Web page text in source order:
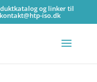
og linker til
kontakt@htp-iso.dk